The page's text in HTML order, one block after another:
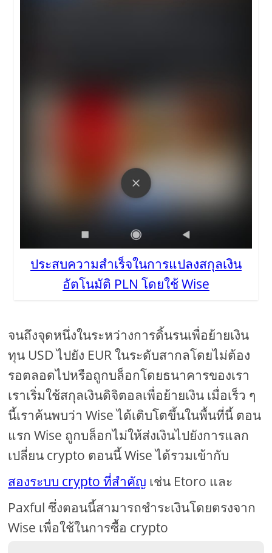
ประสบความสำเร็จในการแปลงสกุลเงิน
อัตโนมัติ PLN โดยใช้ Wise
จนถึงจุดหนึ่งในระหว่างการดิ้นรนเพื่อย้ายเงิน
ทุน USD ไปยัง EUR ในระดับสากลโดยไม่ต้อง
รอตลอดไปหรือถูกบล็อกโดยธนาคารของเรา
เราเริ่มใช้สกุลเงินดิจิตอลเพื่อย้ายเงิน เมื่อเร็ว ๆ
นี้เราค้นพบว่า Wise ได้เติบโตขึ้นในพื้นที่นี้ ตอน
แรก Wise ถูกบล็อกไม่ให้ส่งเงินไปยังการแลก
เปลี่ยน crypto ตอนนี้ Wise ได้รวมเข้ากับ
สองระบบ crypto ที่สำคัญ เช่น Etoro และ
Paxful ซึ่งตอนนี้สามารถชำระเงินโดยตรงจาก
Wise เพื่อใช้ในการซื้อ crypto